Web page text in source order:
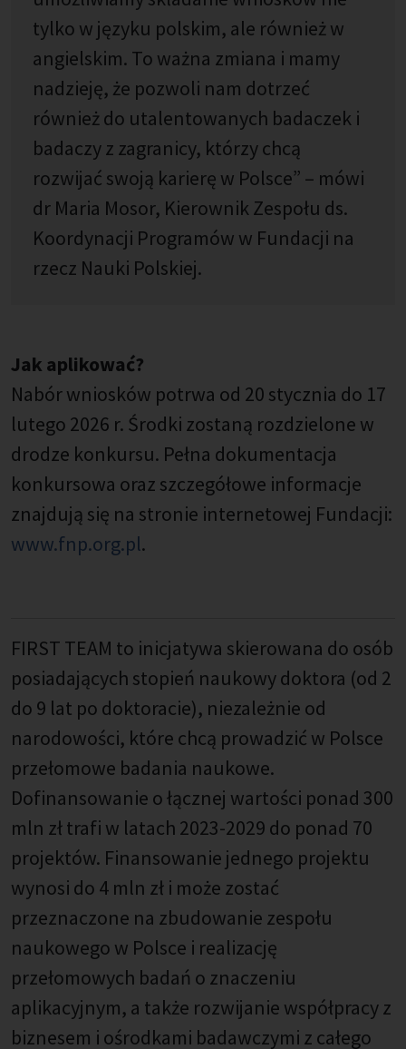
tylko w języku polskim, ale również w
angielskim. To ważna zmiana i mamy
nadzieję, że pozwoli nam dotrzeć
również do utalentowanych badaczek i
badaczy z zagranicy, którzy chcą
rozwijać swoją karierę w Polsce” – mówi
dr Maria Mosor, Kierownik Zespołu ds.
Koordynacji Programów w Fundacji na
rzecz Nauki Polskiej.
Jak aplikować?
Nabór wniosków potrwa od 20 stycznia do 17
lutego 2026 r. Środki zostaną rozdzielone w
drodze konkursu. Pełna dokumentacja
konkursowa oraz szczegółowe informacje
znajdują się na stronie internetowej Fundacji:
www.fnp.org.pl.
FIRST TEAM to inicjatywa skierowana do osób
posiadających stopień naukowy doktora (od 2
do 9 lat po doktoracie), niezależnie od
narodowości, które chcą prowadzić w Polsce
przełomowe badania naukowe.
Dofinansowanie o łącznej wartości ponad 300
mln zł trafi w latach 2023-2029 do ponad 70
projektów. Finansowanie jednego projektu
wynosi do 4 mln zł i może zostać
przeznaczone na zbudowanie zespołu
naukowego w Polsce i realizację
przełomowych badań o znaczeniu
aplikacyjnym, a także rozwijanie współpracy z
biznesem i ośrodkami badawczymi z całego